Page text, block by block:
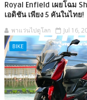
Royal Enfield เผยโฉม
เอดิชัน เพียง 5 คันในไทย!
พาแว่นไปดูโลก Jul 16,
BIKE